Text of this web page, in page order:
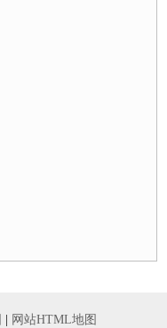
网站HTML地图